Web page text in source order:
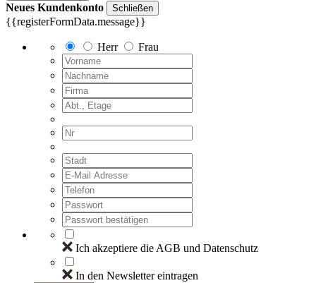
Neues Kundenkonto Schließen
{{registerFormData.message}}
Herr Frau
Ich akzeptiere die AGB und Datenschutz
In den Newsletter eintragen